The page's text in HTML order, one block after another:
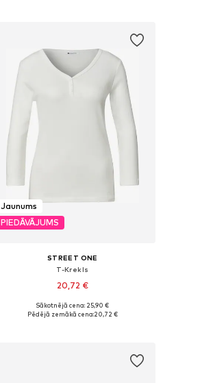
Jaunums
PIEDĀVĀJUMS
STREET ONE
T-Krekls
20,72 €
Pieejams daudzos izmēros
Sākotnējā cena: 25,90 €
Pēdējā zemākā cena:20,72 €